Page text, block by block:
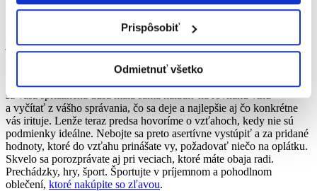
Prispôsobiť
Odmietnuť všetko
Rozhovor je kľúčom
je ľudským dorozumievacím prostriedkom. Keby sme
ju nemali, nevedeli by sme vyjadriť svoje potreby, postoje, emócie
a takisto by sme nevedeli prijímať informácie. Je častou chybou, ak
sa ľudia do seba až príliš uzavrú a myslia si, že ich partner, priateľ či
rodinný príslušník vie čítať myšlienky. Áno, v ideálnom prípade by
sa vaša spriaznená duša mala sama naladiť na rovnakú vlnu
a vyčítať z vášho správania, čo sa deje a najlepšie aj čo konkrétne
vás irituje. Lenže teraz predsa hovoríme o vzťahoch, kedy nie sú
podmienky ideálne. Nebojte sa preto asertívne vystúpiť a za pridané
hodnoty, ktoré do vzťahu prinášate vy, požadovať niečo na oplátku.
Skvelo sa porozprávate aj pri veciach, ktoré máte obaja radi.
Prechádzky, hry, šport. Športujte v príjemnom a pohodlnom
oblečení, ktoré nakúpite so zľavou.